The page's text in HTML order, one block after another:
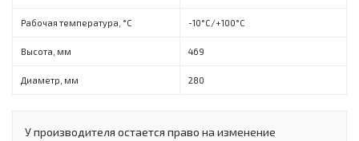
Рабочая температура, °C -10°C/+100°C
Высота, мм 469
Диаметр, мм 280
У производителя остается право на изменение